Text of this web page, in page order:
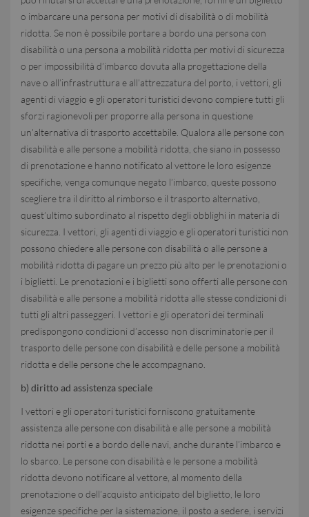
o imbarcare una persona per motivi di disabilità o di mobilità
ridotta. Se non è possibile portare a bordo una persona con
disabilità o una persona a mobilità ridotta per motivi di sicurezza
o per impossibilità d’imbarco dovuta alla progettazione della
nave o all’infrastruttura e all’attrezzatura del porto, i vettori, gli
agenti di viaggio e gli operatori turistici devono compiere tutti gli
sforzi ragionevoli per proporre alla persona in questione
un’alternativa di trasporto accettabile. Qualora alle persone con
disabilità e alle persone a mobilità ridotta, che siano in possesso
di prenotazione e hanno notificato al vettore le loro esigenze
specifiche, venga comunque negato l’imbarco, queste possono
scegliere tra il diritto al rimborso e il trasporto alternativo,
quest’ultimo subordinato al rispetto degli obblighi in materia di
sicurezza. I vettori, gli agenti di viaggio e gli operatori turistici non
possono chiedere alle persone con disabilità o alle persone a
mobilità ridotta di pagare un prezzo più alto per le prenotazioni o
i biglietti. Le prenotazioni e i biglietti sono offerti alle persone con
disabilità e alle persone a mobilità ridotta alle stesse condizioni di
tutti gli altri passeggeri. I vettori e gli operatori dei terminali
predispongono condizioni d’accesso non discriminatorie per il
trasporto delle persone con disabilità e delle persone a mobilità
ridotta e delle persone che le accompagnano.
b) diritto ad assistenza speciale
I vettori e gli operatori turistici forniscono gratuitamente
assistenza alle persone con disabilità e alle persone a mobilità
ridotta nei porti e a bordo delle navi, anche durante l’imbarco e
lo sbarco. Le persone con disabilità e le persone a mobilità
ridotta devono notificare al vettore, al momento della
prenotazione o dell’acquisto anticipato del biglietto, le loro
esigenze specifiche per la sistemazione, il posto a sedere, i servizi